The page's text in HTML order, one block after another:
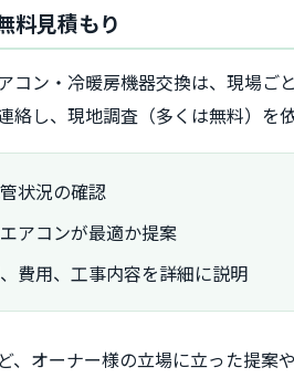
料見積もり
コン・冷暖房機器交換は、現場ご
絡し、現地調査（多くは無料）を
状況の確認
アコンが最適か提案
費用、工事内容を詳細に説明
、オーナー様の立場に立った提案